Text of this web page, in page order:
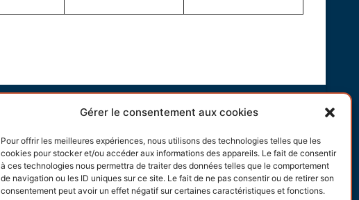
Gérer le consentement aux cookies
Pour offrir les meilleures expériences, nous utilisons des technologies telles que les
cookies pour stocker et/ou accéder aux informations des appareils. Le fait de consentir
à ces technologies nous permettra de traiter des données telles que le comportement
de navigation ou les ID uniques sur ce site. Le fait de ne pas consentir ou de retirer son
consentement peut avoir un effet négatif sur certaines caractéristiques et fonctions.